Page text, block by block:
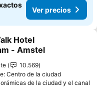
Ver precios
a favoritos
Hotel
- Amstel
10.569
Centro de la ciudad
de la ciudad y el canal